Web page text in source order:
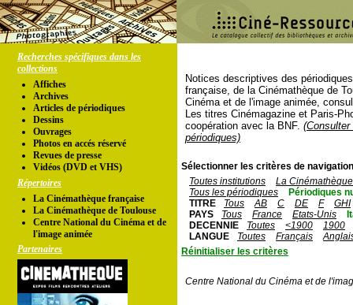
Recherches spécifiques dans les
collections
Affiches
Archives
Articles de périodiques
Dessins
Ouvrages
Photos en accés réservé
Revues de presse
Vidéos (DVD et VHS)
Répertoires
La Cinémathèque française
La Cinémathèque de Toulouse
Centre National du Cinéma et de
l'image animée
Partenaires
Notices descriptives des
française, de la Cinémathèque de
Cinéma et de l'image animée,
Les titres Cinémagazine et Paris-
coopération avec la BNF.
périodiques)
Sélectionner les critères de
Toutes institutions
La
Tous les périodiques
Périodiques
TITRE
Tous AB C DE F
GHI
PAYS
Tous France Etats-Unis
DECENNIE
Toutes <1900
1900
LANGUE
Toutes Français
Réinitialiser les critères
Centre National du Cinéma et de